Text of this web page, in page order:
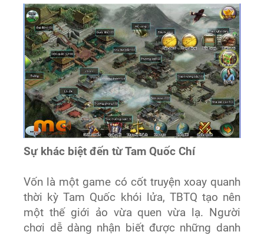
Sự khác biệt đến từ Tam Quốc Chí
Vốn là một game có cốt truyện xoay quanh
thời kỳ Tam Quốc khói lửa, TBTQ tạo nên
một thế giới ảo vừa quen vừa lạ. Người
chơi dễ dàng nhận biết được những danh